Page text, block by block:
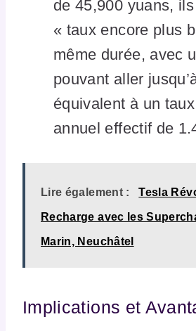
de 45,900 yuans, ils
« taux encore plus
même durée, avec
pouvant aller
équivalent à un taux
annuel effectif de
Lire également : Tesla
Recharge avec les
Marin, Neuchâtel
Implications et